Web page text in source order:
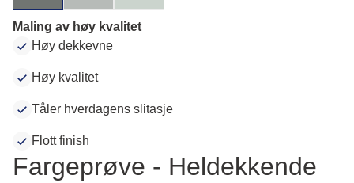
Maling av høy kvalitet
Høy dekkevne
Høy kvalitet
Tåler hverdagens slitasje
Flott finish
Fargeprøve - Heldekkende